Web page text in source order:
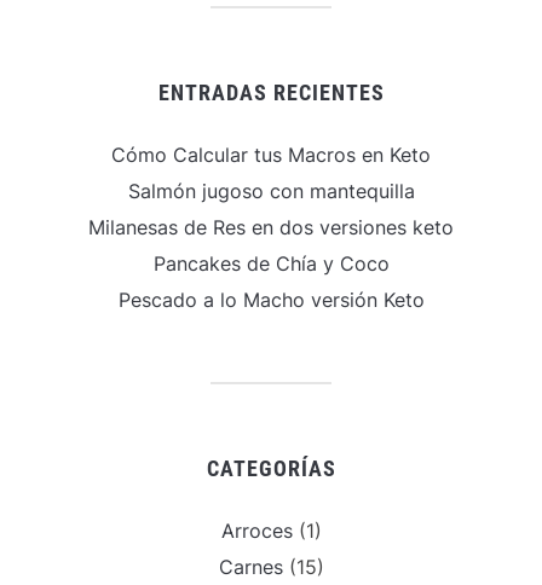
ENTRADAS RECIENTES
Cómo Calcular tus Macros en Keto
Salmón jugoso con mantequilla
Milanesas de Res en dos versiones keto
Pancakes de Chía y Coco
Pescado a lo Macho versión Keto
CATEGORÍAS
Arroces(1)
Carnes(15)